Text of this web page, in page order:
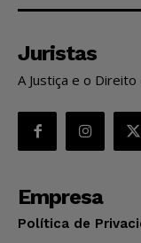
Juristas
A Justiça e o Direito
Empresa
Política de